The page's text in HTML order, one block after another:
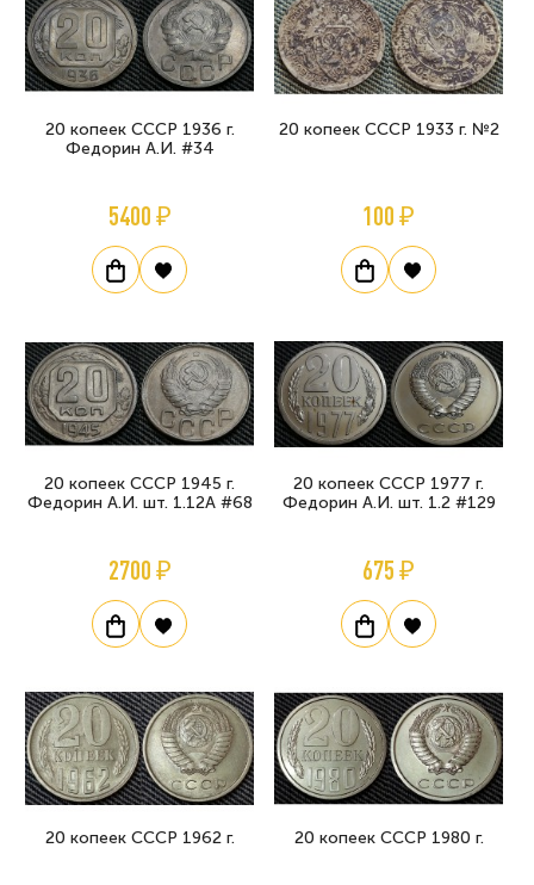
20 копеек СССР 1936 г.
Федорин А.И. #34
5400 ₽
20 копеек СССР 1933 г. №2
100 ₽
20 копеек СССР 1945 г.
Федорин А.И. шт. 1.12А #68
2700 ₽
20 копеек СССР 1977 г.
Федорин А.И. шт. 1.2 #129
675 ₽
20 копеек СССР 1962 г. 20 копеек СССР 1980 г.